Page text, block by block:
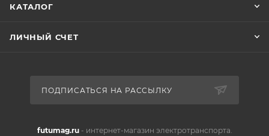
КАТАЛОГ
ЛИЧНЫЙ СЧЕТ
ПОДПИСАТЬСЯ НА РАССЫЛКУ
futumag.ru- интернет-магазин электротранспорта.